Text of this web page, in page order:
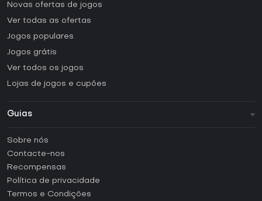
Novas ofertas de jogos
Ver todas as ofertas
Jogos populares
Jogos grátis
Ver todos os jogos
Lojas de jogos e cupões
Guias
Como ativar uma CD Key Steam?
Como ativar uma CD Key Epic Games?
Como ativar uma CD Key GOG?
Sobre nós
Contacte-nos
Recompensas
Política de privacidade
Termos e Condições